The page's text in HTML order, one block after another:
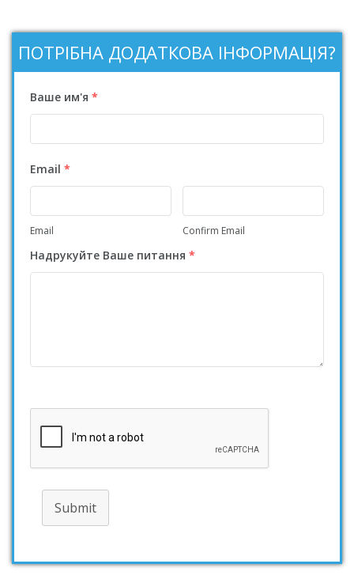
ПОТРІБНА ДОДАТКОВА ІНФОРМАЦІЯ?
Ваше им'я *
Email *
Email Confirm Email
Надрукуйте Ваше питання *
Submit